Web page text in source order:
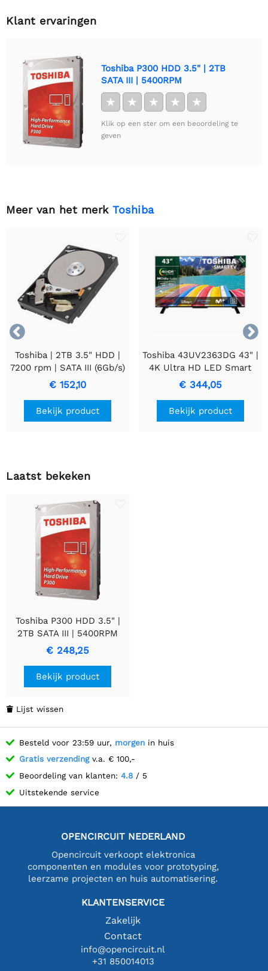
Klant ervaringen
Toshiba P300 HDD 3.5" | 2TB
SATA III | 5400RPM
★ ★ ★ ★ ★
Klik op een ster om een beoordeling te
geven
Meer van het merk Toshiba


Toshiba | 2TB 3.5" HDD |
7200 rpm | SATA III (6Gb/s)
€ 152,10
Bekijk product
Toshiba 43UV2363DG 43" |
4K Ultra HD LED Smart
TV | VIDAA + Wifi | Dolby
Vision | 50Hz
€ 344,05
Bekijk product
Laatst bekeken
Toshiba P300 HDD 3.5" |
2TB SATA III | 5400RPM
€ 248,25
Bekijk product
 Lijst wissen
Besteld voor 23:59 uur, morgen in huis
Gratis verzendingv.a. € 100,-
Beoordeling van klanten: 4.8 / 5
Uitstekende service
OPENCIRCUIT NEDERLAND
Opencircuit verkoopt elektronica
componenten en modules voor prototyping,
leerzame projecten en huis automatisering.
KLANTENSERVICE
Zakelijk
Contact
info@opencircuit.nl
+31 850014013